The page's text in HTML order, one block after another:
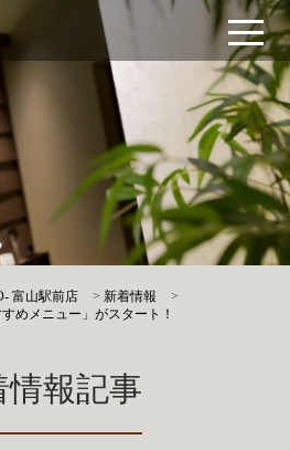
富山駅前店 >新着情報
>
めメニュー」がスタート！
情報記事